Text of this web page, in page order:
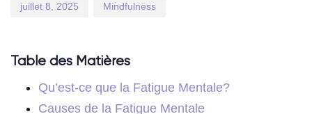
juillet 8, 2025 Mindfulness
Table des Matières
Qu’est-ce que la Fatigue Mentale?
Causes de la Fatigue Mentale